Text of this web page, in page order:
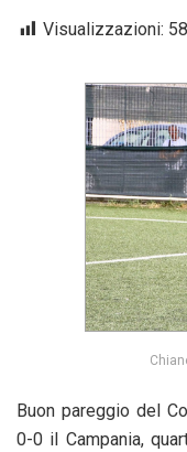
Visualizzazioni: 58
Buon pareggio del
0-0 il Campania,